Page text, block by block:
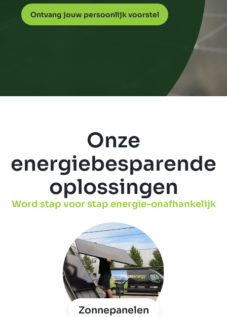
Ontvang jouw persoonlijk voorstel
Onze
energiebesparende
oplossingen
Word stap voor stap energie-onafhankelijk
Zonnepanelen